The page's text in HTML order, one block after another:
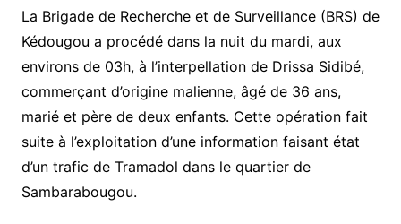
La Brigade de Recherche et de Surveillance (BRS) de
Kédougou a procédé dans la nuit du mardi, aux
environs de 03h, à l’interpellation de Drissa Sidibé,
commerçant d’origine malienne, âgé de 36 ans,
marié et père de deux enfants. Cette opération fait
suite à l’exploitation d’une information faisant état
d’un trafic de Tramadol dans le quartier de
Sambarabougou.